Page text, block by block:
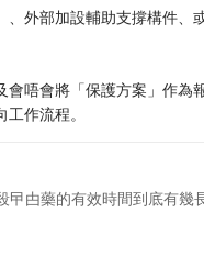
、外部加設輔助支撐構件、
會唔會將「保護方案」作為
作流程。
曱甴藥的有效時間到底有幾